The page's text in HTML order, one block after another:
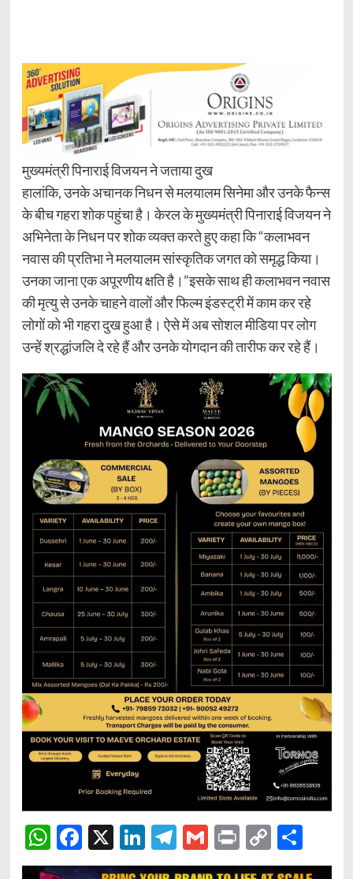
मुख्यमंत्री पिनाराई विजयन ने जताया दुख
हालांकि, उनके अचानक निधन से मलयालम सिनेमा और उनके फैन्स
के बीच गहरा शोक पहुंचा है। केरल के मुख्यमंत्री पिनाराई विजयन ने
अभिनेता के निधन पर शोक व्यक्त करते हुए कहा कि “कलाभवन
नवास की प्रतिभा ने मलयालम सांस्कृतिक जगत को समृद्ध किया।
उनका जाना एक अपूरणीय क्षति है।”इसके साथ ही कलाभवन नवास
की मृत्यु से उनके चाहने वालों और फिल्म इंडस्ट्री में काम कर रहे
लोगों को भी गहरा दुख हुआ है। ऐसे में अब सोशल मीडिया पर लोग
उन्हें श्रद्धांजलि दे रहे हैं और उनके योगदान की तारीफ कर रहे हैं।
WhatsApp
Facebook
X LinkedIn
Telegram
Gmail
Print
Copy
Link